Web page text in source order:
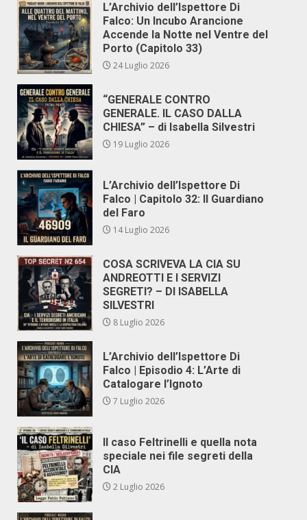
L’Archivio dell’Ispettore Di
Falco: Un Incubo Arancione
Accende la Notte nel Ventre del
Porto (Capitolo 33)
24 Luglio 2026
“GENERALE CONTRO
GENERALE. IL CASO DALLA
CHIESA” – di Isabella Silvestri
19 Luglio 2026
L’Archivio dell’Ispettore Di
Falco | Capitolo 32: Il Guardiano
del Faro
14 Luglio 2026
COSA SCRIVEVA LA CIA SU
ANDREOTTI E I SERVIZI
SEGRETI? – DI ISABELLA
SILVESTRI
8 Luglio 2026
L’Archivio dell’Ispettore Di
Falco | Episodio 4: L’Arte di
Catalogare l’Ignoto
7 Luglio 2026
Il caso Feltrinelli e quella nota
speciale nei file segreti della
CIA
2 Luglio 2026